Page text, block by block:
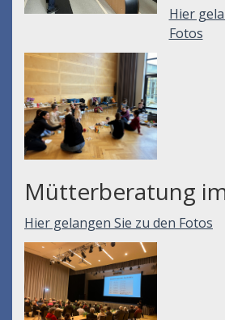
Hier
Fotos
Mütterberatung
Hier gelangen Sie zu den Fotos